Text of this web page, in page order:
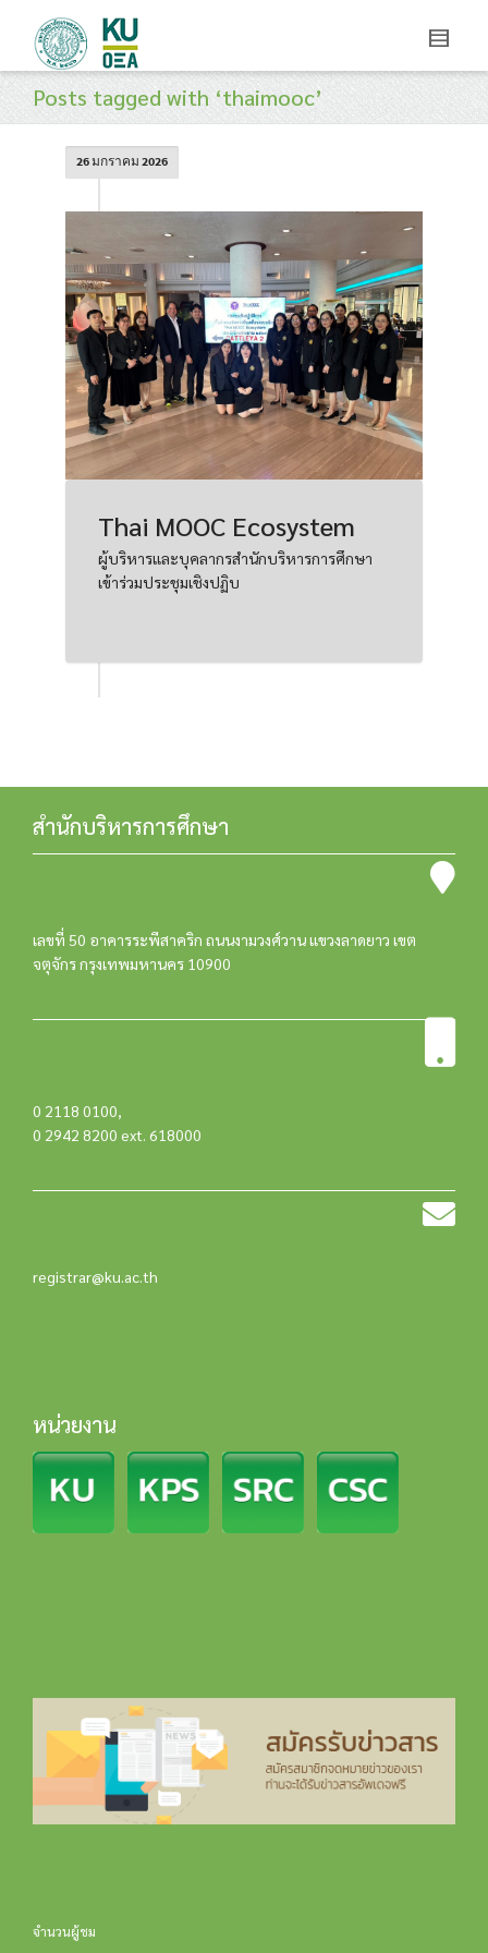
Posts tagged with ‘thaimooc’
26 มกราคม 2026
Thai MOOC Ecosystem
ผู้บริหารและบุคลากรสำนักบริหารการศึกษา
เข้าร่วมประชุมเชิงปฏิบ
สำนักบริหารการศึกษา
เลขที่ 50 อาคารระพีสาคริก ถนนงามวงศ์วาน แขวงลาดยาว เขต
จตุจักร กรุงเทพมหานคร 10900
0 2118 0100,
0 2942 8200 ext. 618000
registrar@ku.ac.th
หน่วยงาน
จำนวนผู้ชม